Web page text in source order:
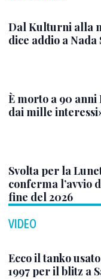
Dal Kulturni alla
dice addio a Nada
È morto a 90
dai mille
Svolta per la
conferma l’avvio
fine del 2026
VIDEO
Ecco il tanko
1997 per il blitz a